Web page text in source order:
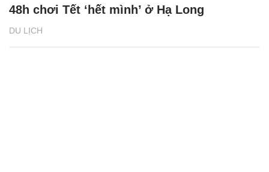
DU LỊCH
48h chơi Tết ‘hết mình’ ở Hạ Long